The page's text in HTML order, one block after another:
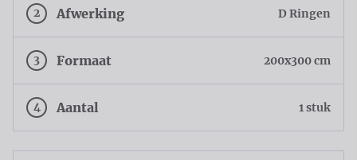
2 Afwerking D Ringen
3 Formaat 200x300 cm
4 Aantal 1 stuk